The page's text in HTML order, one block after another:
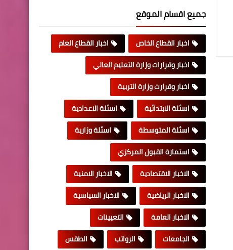
جميع اقسام الموقع
اخبار القطاع الخاص
اخبار القطاع العام
اخبار وقرارات وزارة التعليم العالي
اخبار وقرارت وزارة التربية
اسئلة الابتدائية
اسئلة الاعدادية
اسئلة المتوسطة
اسئلة وزارية
استمارة القبول المركزي
الاخبار الاقتصادية
الاخبار الامنية
الاخبار الرياضية
الاخبار السياسية
الاخبار العامة
التعيينات
الجامعات
الرواتب الطقس